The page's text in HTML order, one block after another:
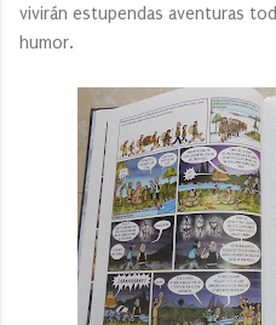
vivirán estupendas aventuras
humor.